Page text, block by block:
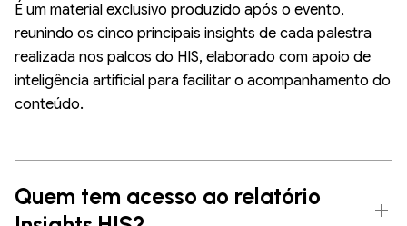
É um material exclusivo produzido após o evento,
reunindo os cinco principais insights de cada palestra
realizada nos palcos do HIS, elaborado com apoio de
inteligência artificial para facilitar o acompanhamento do
conteúdo.
Quem tem acesso ao relatório